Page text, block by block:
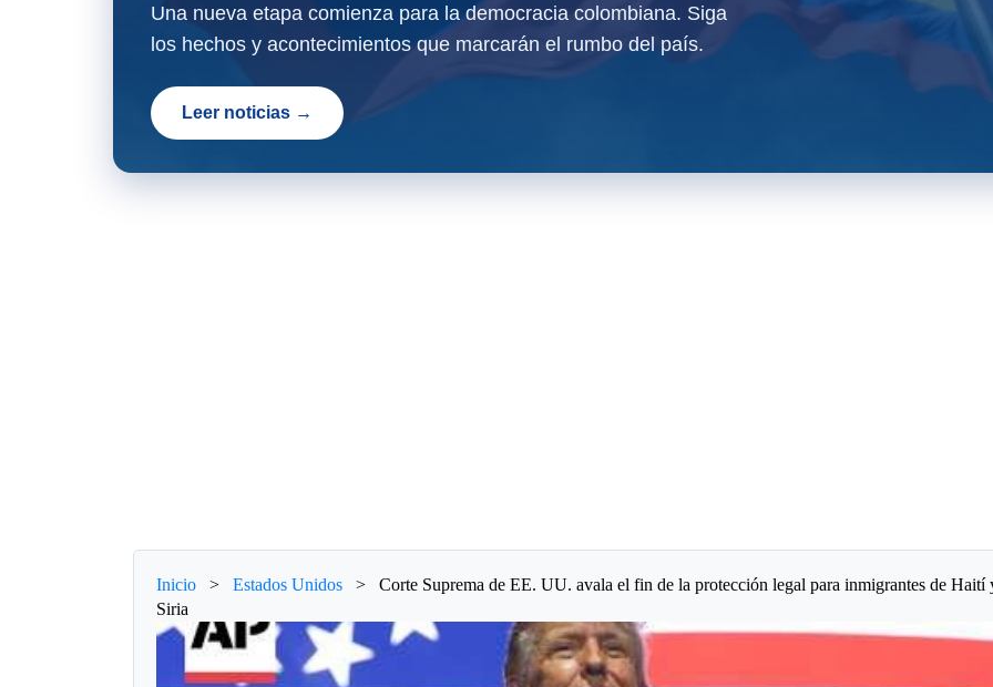
Una nueva etapa comienza para la democracia colombiana. Siga
los hechos y acontecimientos que marcarán el rumbo del país.
Leer noticias →
Inicio > Estados Unidos >
Corte Suprema de EE. UU. avala el fin de la protección legal para inmigrantes de Haití
Siria